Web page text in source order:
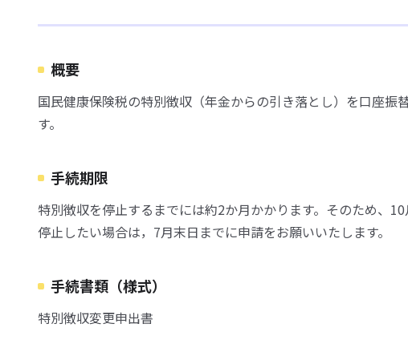
概要
国民健康保険税の特別徴収（年金からの引き落とし）を口座振
す。
手続期限
特別徴収を停止するまでには約2か月かかります。そのため、
停止したい場合は，7月末日までに申請をお願いいたします。
手続書類（様式）
特別徴収変更申出書